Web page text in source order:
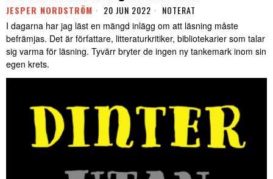
JESPER NORDSTRÖM 20 JUN 2022 NOTERAT
I dagarna har jag läst en mängd inlägg om att läsning måste
befrämjas. Det är författare, litteraturkritiker, bibliotekarier som talar
sig varma för läsning. Tyvärr bryter de ingen ny tankemark inom sin
egen krets.